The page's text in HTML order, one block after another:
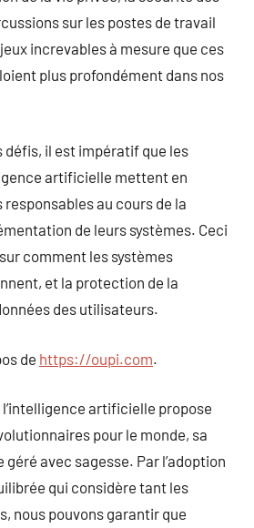
sur les postes de travail
increvables à mesure que ces
plus profondément dans nos
défis, il est impératif que les
artificielle mettent en
au cours de la
de leurs systèmes. Ceci
comment les systèmes
et la protection de la
des utilisateurs.
de https://oupi.com.
l’intelligence artificielle propose
pour le monde, sa
avec sagesse. Par l’adoption
qui considère tant les
nous pouvons garantir que